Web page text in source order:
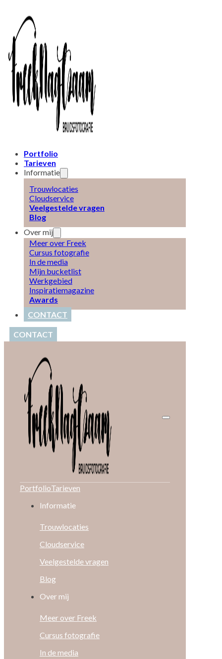
Portfolio
Tarieven
Informatie
Trouwlocaties
Cloudservice
Veelgestelde vragen
Blog
Over mij
Meer over Freek
Cursus fotografie
In de media
Mijn bucketlist
Werkgebied
Inspiratiemagazine
Awards
CONTACT
CONTACT
PortfolioTarieven
Informatie
Trouwlocaties
Cloudservice
Veelgestelde vragen
Blog
Over mij
Meer over Freek
Cursus fotografie
In de media